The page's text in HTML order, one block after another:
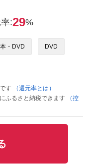
:29%
本・DVD DVD
す
（還元率とは）
ふるさと納税できます
（控